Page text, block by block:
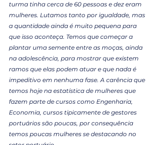
turma tinha cerca de 60 pessoas e dez eram
mulheres. Lutamos tanto por igualdade, mas
a quantidade ainda é muito pequena para
que isso aconteça. Temos que começar a
plantar uma semente entre as moças, ainda
na adolescência, para mostrar que existem
ramos que elas podem atuar e que nada é
impeditivo em nenhuma fase. A carência que
temos hoje na estatística de mulheres que
fazem parte de cursos como Engenharia,
Economia, cursos tipicamente de gestores
portuários são poucas, por consequência
temos poucas mulheres se destacando no